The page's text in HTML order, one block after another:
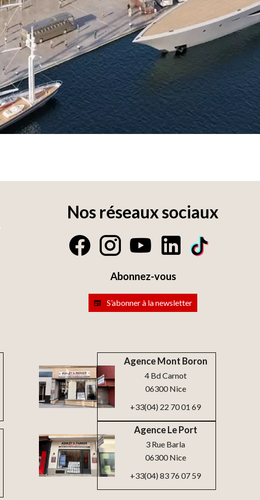
Nos réseaux sociaux
Abonnez-vous
S’abonner à la newsletter
Agence Le Port
3 Rue Barla
06300 Nice
+33(04) 83 76 07 59
Agence Mont Boron
4 Bd Carnot
06300 Nice
+33(04) 22 70 01 69